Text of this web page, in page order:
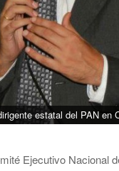
estatal del PAN en
Ejecutivo Nacional